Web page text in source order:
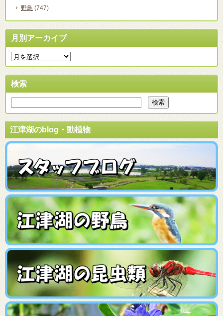
野鳥 (747)
月別アーカイブ
検索
江津湖のblog・動植物